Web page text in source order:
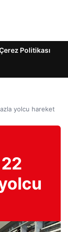
Politikası
yolcu hareket